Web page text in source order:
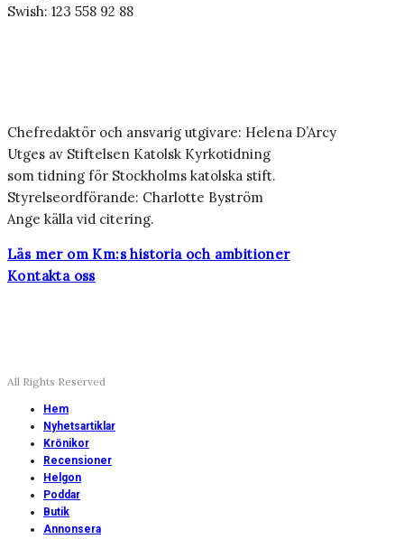
Swish: 123 558 92 88
Chefredaktör och ansvarig utgivare: Helena D’Arcy
Utges av Stiftelsen Katolsk Kyrkotidning
som tidning för Stockholms katolska stift.
Styrelseordförande: Charlotte Byström
Ange källa vid citering.
Läs mer om Km:s historia och ambitioner
Kontakta oss
All Rights Reserved
Hem
Nyhetsartiklar
Krönikor
Recensioner
Helgon
Poddar
Butik
Annonsera